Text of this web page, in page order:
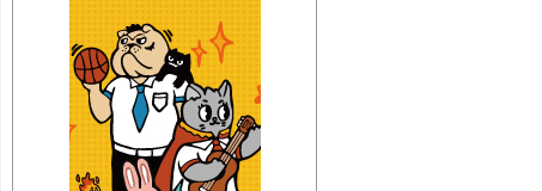
(宜蘭)GOOD MORNING YI-LAN
【HitFm正在進行】
(花東)
流行最精選